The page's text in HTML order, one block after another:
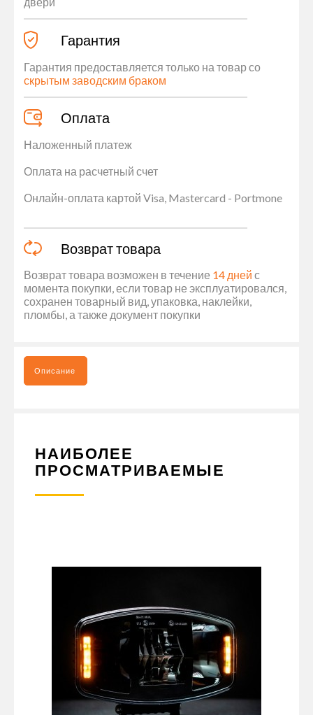
Гарантия
Гарантия предоставляется только на товар со
скрытым заводским браком
Оплата
Наложенный платеж
Оплата на расчетный счет
Онлайн-оплата картой Visa, Mastercard - Portmone
Возврат товара
Возврат товара возможен в течение 14 дней с
момента покупки, если товар не эксплуатировался,
сохранен товарный вид, упаковка, наклейки,
пломбы, а также документ покупки
Описание
НАИБОЛЕЕ
ПРОСМАТРИВАЕМЫЕ